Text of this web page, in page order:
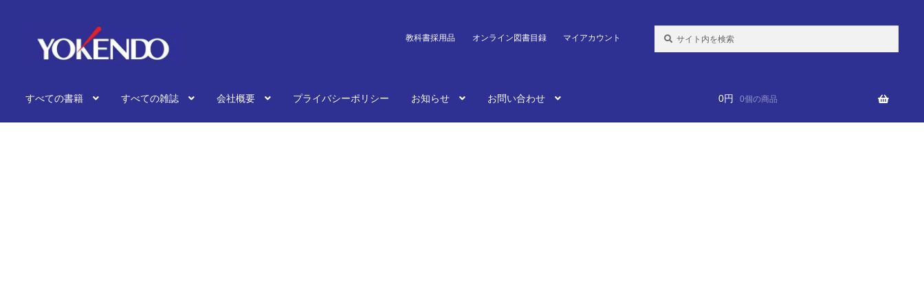
ョ
へ
教科書採用品 オンライン図書目録 マイアカウント
すべての書籍 すべての雑誌 会社概要 プライバシーポリシー お知らせ お問い合わせ 0円 0個の商品